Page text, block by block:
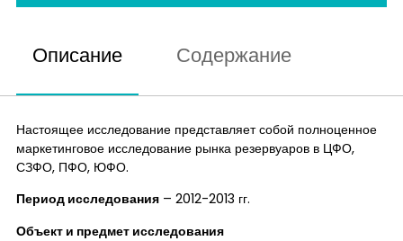
Описание Содержание
Настоящее исследование представляет собой полноценное
маркетинговое исследование рынка резервуаров в ЦФО,
СЗФО, ПФО, ЮФО.
Период исследования – 2012-2013 гг.
Объект и предмет исследования